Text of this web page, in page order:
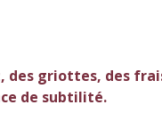
des griottes, des
de subtilité.